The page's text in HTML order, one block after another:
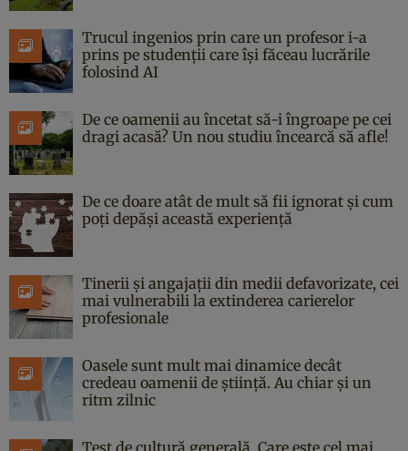
Trucul ingenios prin care un profesor i-a
prins pe studenții care își făceau lucrările
folosind AI
De ce oamenii au încetat să-i îngroape pe cei
dragi acasă? Un nou studiu încearcă să afle!
De ce doare atât de mult să fii ignorat și cum
poți depăși această experiență
Tinerii și angajații din medii defavorizate, cei
mai vulnerabili la extinderea carierelor
profesionale
Oasele sunt mult mai dinamice decât
credeau oamenii de știință. Au chiar și un
ritm zilnic
Test de cultură generală. Care este cel mai